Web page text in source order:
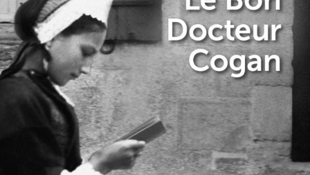
Le Bon Docteur Cogan
Hervé Jaouen